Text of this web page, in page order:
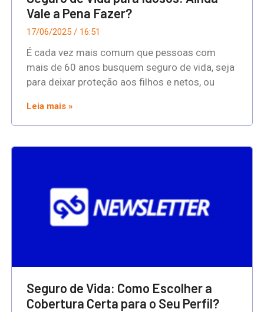
Vale a Pena Fazer?
17/06/2025 16:51
É cada vez mais comum que pessoas com
mais de 60 anos busquem seguro de vida, seja
para deixar proteção aos filhos e netos, ou
Leia mais »
Seguro de Vida: Como Escolher a
Cobertura Certa para o Seu Perfil?